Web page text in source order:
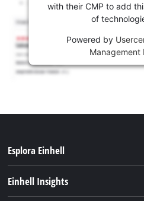
with their CMP to add
of
Powered by
Management
Esplora Einhell
Einhell Insights